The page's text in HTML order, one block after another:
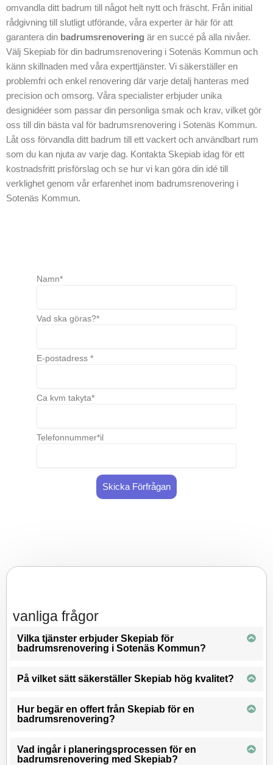
g i Sotenäs
Kommun.
omvandla ditt badrum till något helt nytt och fräscht. Från initial
rådgivning till slutligt utförande, våra experter är här för att
garantera din badrumsrenovering är en succé på alla nivåer.
Välj Skepiab för din badrumsrenovering i Sotenäs Kommun och
känn skillnaden med våra experttjänster. Vi säkerställer en
problemfri och enkel renovering där varje detalj hanteras med
precision och omsorg. Våra specialister erbjuder unika
designidéer som passar din personliga smak och krav, vilket gör
oss till din bästa val för badrumsrenovering i Sotenäs Kommun.
Låt oss förvandla ditt badrum till ett vackert och användbart rum
som du kan njuta av varje dag. Kontakta Skepiab idag för ett
kostnadsfritt prisförslag och se hur vi kan göra din idé till
verklighet genom vår erfarenhet inom badrumsrenovering i
Sotenäs Kommun.
Namn*
Vad ska göras?*
E-postadress *
Ca kvm takyta*
Telefonnummer*il
Skicka Förfrågan
vanliga frågor
Vilka tjänster erbjuder Skepiab för
badrumsrenovering i Sotenäs Kommun?
På vilket sätt säkerställer Skepiab hög kvalitet?
Hur begär en offert från Skepiab för en
badrumsrenovering?
Vad ingår i planeringsprocessen för en
badrumsrenovering med Skepiab?